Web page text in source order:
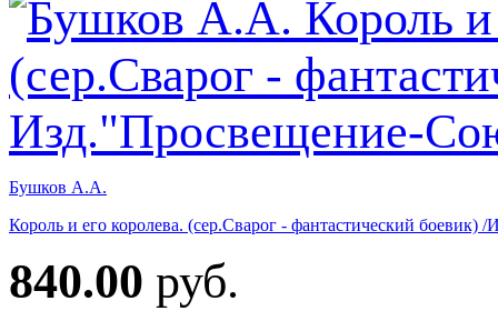
Бушков А.А.
Король и его королева. (сер.Сварог - фантастический
840.00 руб.